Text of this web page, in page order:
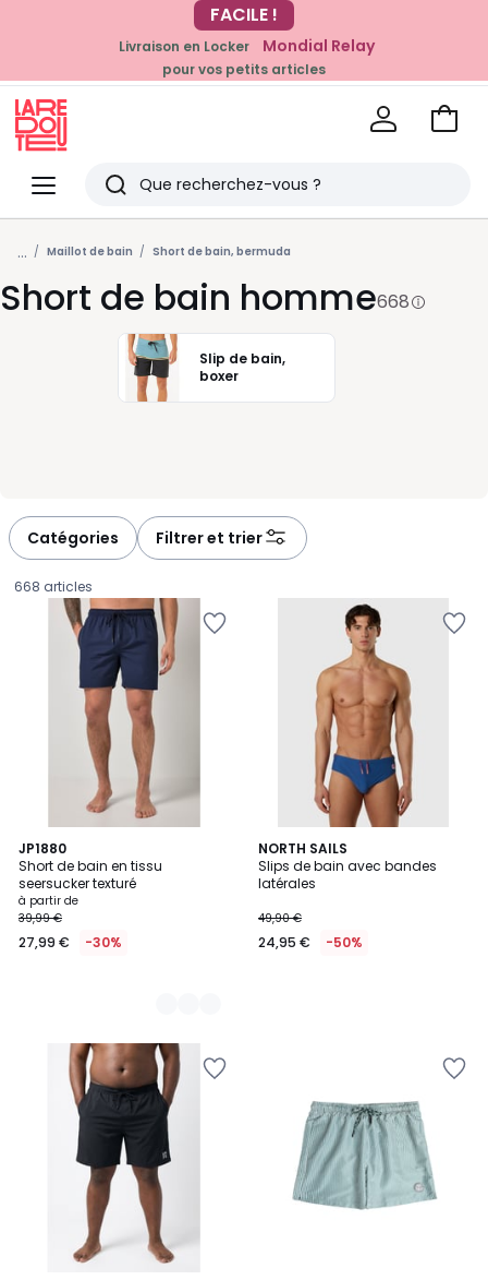
EN CE MOMENT
-20% dès 39€*
sur la mode
Livraison en Locker Mondial Relay
pour vos petits articles
Menu
Redoute
Rechercher
Derniers
articles
vus
Voir
... Maillot de bain Short de bain, bermuda
Short de bain homme668
Slip de bain,
boxer
Catégories Filtrer et trier
668 articles
JP1880
Short de bain en tissu
seersucker texturé
Prix
à
partir
réduction
appliquée.
à partir de
39,99 €
27,99 € -30%
2
Couleurs
NORTH SAILS
Slips de bain avec bandes
latérales
49,90 €
24,95 € -50%